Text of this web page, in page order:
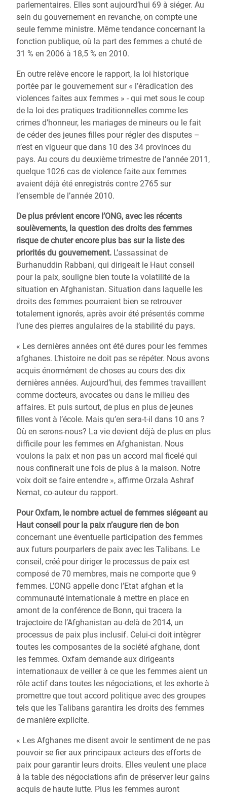
parlementaires. Elles sont aujourd’hui 69 à siéger. Au
sein du gouvernement en revanche, on compte une
seule femme ministre. Même tendance concernant la
fonction publique, où la part des femmes a chuté de
31 % en 2006 à 18,5 % en 2010.
En outre relève encore le rapport, la loi historique
portée par le gouvernement sur « l’éradication des
violences faites aux femmes » - qui met sous le coup
de la loi des pratiques traditionnelles comme les
crimes d’honneur, les mariages de mineurs ou le fait
de céder des jeunes filles pour régler des disputes –
n’est en vigueur que dans 10 des 34 provinces du
pays. Au cours du deuxième trimestre de l’année 2011,
quelque 1026 cas de violence faite aux femmes
avaient déjà été enregistrés contre 2765 sur
l’ensemble de l’année 2010.
De plus prévient encore l’ONG, avec les récents
soulèvements, la question des droits des femmes
risque de chuter encore plus bas sur la liste des
priorités du gouvernement. L’assassinat de
Burhanuddin Rabbani, qui dirigeait le Haut conseil
pour la paix, souligne bien toute la volatilité de la
situation en Afghanistan. Situation dans laquelle les
droits des femmes pourraient bien se retrouver
totalement ignorés, après avoir été présentés comme
l’une des pierres angulaires de la stabilité du pays.
« Les dernières années ont été dures pour les femmes
afghanes. L’histoire ne doit pas se répéter. Nous avons
acquis énormément de choses au cours des dix
dernières années. Aujourd’hui, des femmes travaillent
comme docteurs, avocates ou dans le milieu des
affaires. Et puis surtout, de plus en plus de jeunes
filles vont à l’école. Mais qu’en sera-t-il dans 10 ans ?
Où en serons-nous? La vie devient déjà de plus en plus
difficile pour les femmes en Afghanistan. Nous
voulons la paix et non pas un accord mal ficelé qui
nous confinerait une fois de plus à la maison. Notre
voix doit se faire entendre », affirme Orzala Ashraf
Nemat, co-auteur du rapport.
Pour Oxfam, le nombre actuel de femmes siégeant au
Haut conseil pour la paix n’augure rien de bon
concernant une éventuelle participation des femmes
aux futurs pourparlers de paix avec les Talibans. Le
conseil, créé pour diriger le processus de paix est
composé de 70 membres, mais ne comporte que 9
femmes. L’ONG appelle donc l’Etat afghan et la
communauté internationale à mettre en place en
amont de la conférence de Bonn, qui tracera la
trajectoire de l’Afghanistan au-delà de 2014, un
processus de paix plus inclusif. Celui-ci doit intègrer
toutes les composantes de la société afghane, dont
les femmes. Oxfam demande aux dirigeants
internationaux de veiller à ce que les femmes aient un
rôle actif dans toutes les négociations, et les exhorte à
promettre que tout accord politique avec des groupes
tels que les Talibans garantira les droits des femmes
de manière explicite.
« Les Afghanes me disent avoir le sentiment de ne pas
pouvoir se fier aux principaux acteurs des efforts de
paix pour garantir leurs droits. Elles veulent une place
à la table des négociations afin de préserver leur gains
acquis de haute lutte. Plus les femmes auront